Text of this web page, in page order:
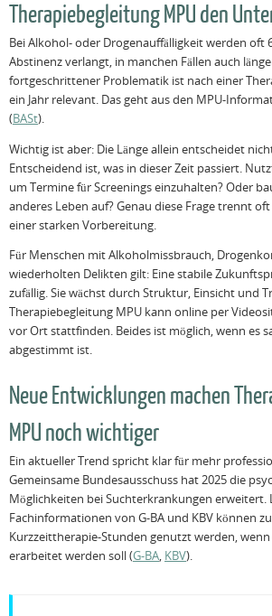
Therapiebegleitung MPU den
Bei Alkohol- oder Drogenauffälligkeit werden oft
Abstinenz verlangt, in manchen Fällen auch
fortgeschrittener Problematik ist nach einer
ein Jahr relevant. Das geht aus den MPU-
(BASt).
Wichtig ist aber: Die Länge allein entscheidet
Entscheidend ist, was in dieser Zeit passiert.
um Termine für Screenings einzuhalten? Oder
anderes Leben auf? Genau diese Frage trennt
einer starken Vorbereitung.
Für Menschen mit Alkoholmissbrauch,
wiederholten Delikten gilt: Eine stabile
zufällig. Sie wächst durch Struktur, Einsicht und
Therapiebegleitung MPU kann online per
vor Ort stattfinden. Beides ist möglich, wenn es
abgestimmt ist.
Neue Entwicklungen machen
MPU noch wichtiger
Ein aktueller Trend spricht klar für mehr
Gemeinsame Bundesausschuss hat 2025 die
Möglichkeiten bei Suchterkrankungen erweitert.
Fachinformationen von G-BA und KBV können
Kurzzeittherapie-Stunden genutzt werden,
erarbeitet werden soll (G-BA, KBV).